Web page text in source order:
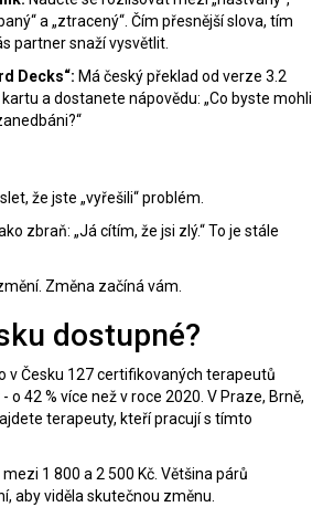
a „ztracený“. Čím přesnější slova, tím
partner snaží vysvětlit.
Decks“: Má český překlad od verze 3.2
a dostanete nápovědu: „Co byste mohli
že jste „vyřešili“ problém.
zbraň: „Já cítím, že jsi zlý.“ To je stále
Změna začíná vám.
dostupné?
v Česku 127 certifikovaných terapeutů
42 % více než v roce 2020. V Praze, Brně,
terapeuty, kteří pracují s tímto
1 800 a 2 500 Kč. Většina párů
aby viděla skutečnou změnu.